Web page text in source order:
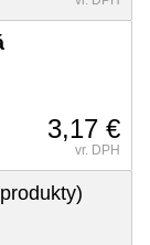
3,17 €
vr. DPH